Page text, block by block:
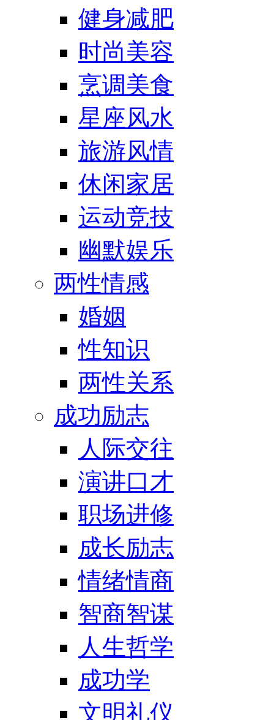
健身减肥
时尚美容
烹调美食
星座风水
旅游风情
休闲家居
运动竞技
幽默娱乐
两性情感
婚姻
性知识
两性关系
成功励志
人际交往
演讲口才
职场进修
成长励志
情绪情商
智商智谋
人生哲学
成功学
文明礼仪